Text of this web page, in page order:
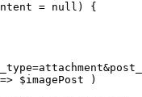
= null) {
$imagePost )